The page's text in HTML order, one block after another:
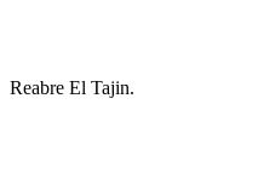
Reabre El Tajin.